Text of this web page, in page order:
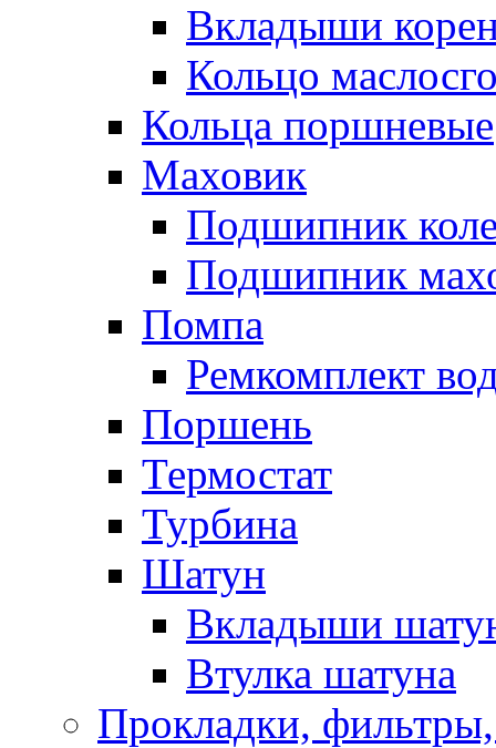
Вкладыши
Кольцо
Кольца поршневые
Маховик
Подшипник
Подшипник
Помпа
Ремкомплект
Поршень
Термостат
Турбина
Шатун
Вкладыши
Втулка шатуна
Прокладки,